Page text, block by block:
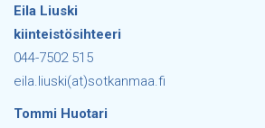
Eila Liuski
kiinteistösihteeri
044-7502 515
eila.liuski(at)sotkanmaa.fi
Tommi Huotari